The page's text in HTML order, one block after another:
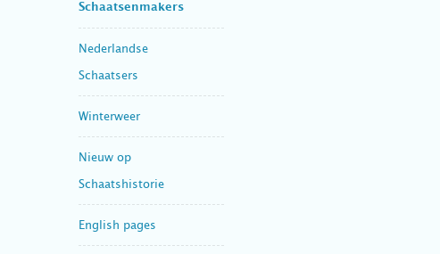
Schaatsenmakers
Nederlandse
Schaatsers
Winterweer
Nieuw op
Schaatshistorie
English pages